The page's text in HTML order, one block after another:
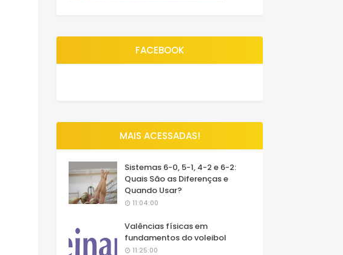
FACEBOOK
MAIS ACESSADAS!
Sistemas 6-0, 5-1, 4-2 e 6-2:
Quais São as Diferenças e
Quando Usar?
11:04:00
Valências físicas em
fundamentos do voleibol
11:25:00